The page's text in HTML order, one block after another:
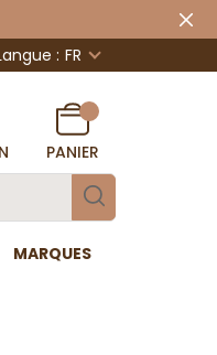
: FR
PANIER
MARQUES